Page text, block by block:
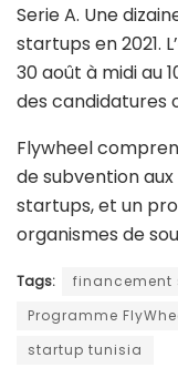
Serie A. Une
startups en 2021.
30 août à midi au
des candidatures
Flywheel
de subvention
startups, et un
organismes de
Tags: financement
Programme
startup tunisia